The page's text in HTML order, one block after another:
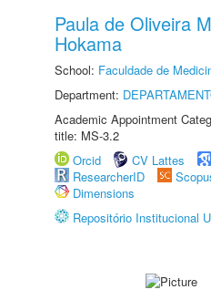
Paula de Oliveira
Hokama
School: Faculdade de
Department:
Academic Appointment
title: MS-3.2
Orcid
CV Lattes
ResearcherID
Dimensions
Repositório Institucional